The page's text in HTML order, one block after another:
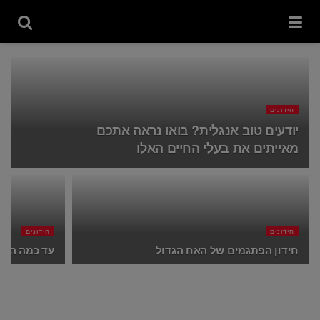
חידונים
יודעים טוב אנגלית? בואו נראה אתכם
מאייתים את בעלי החיים האלו
חידונים
חידון הפתגמים של האח הגדול
חידונים
עד כמה